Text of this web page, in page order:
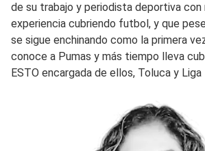
de su trabajo y periodista deportiva con
experiencia cubriendo futbol, y que
se sigue enchinando como la primera
conoce a Pumas y más tiempo lleva
ESTO encargada de ellos, Toluca y Liga